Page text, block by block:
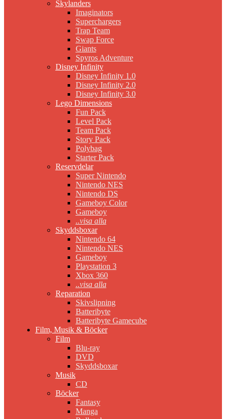
Skylanders
Imaginators
Superchargers
Trap Team
Swap Force
Giants
Spyros Adventure
Disney Infinity
Disney Infinity 1.0
Disney Infinity 2.0
Disney Infinity 3.0
Lego Dimensions
Fun Pack
Level Pack
Team Pack
Story Pack
Polybag
Starter Pack
Reservdelar
Super Nintendo
Nintendo NES
Nintendo DS
Gameboy Color
Gameboy
..visa alla
Skyddsboxar
Nintendo 64
Nintendo NES
Gameboy
Playstation 3
Xbox 360
..visa alla
Reparation
Skivslipning
Batteribyte
Batteribyte Gamecube
Film, Musik & Böcker
Film
Blu-ray
DVD
Skyddsboxar
Musik
CD
Böcker
Fantasy
Manga